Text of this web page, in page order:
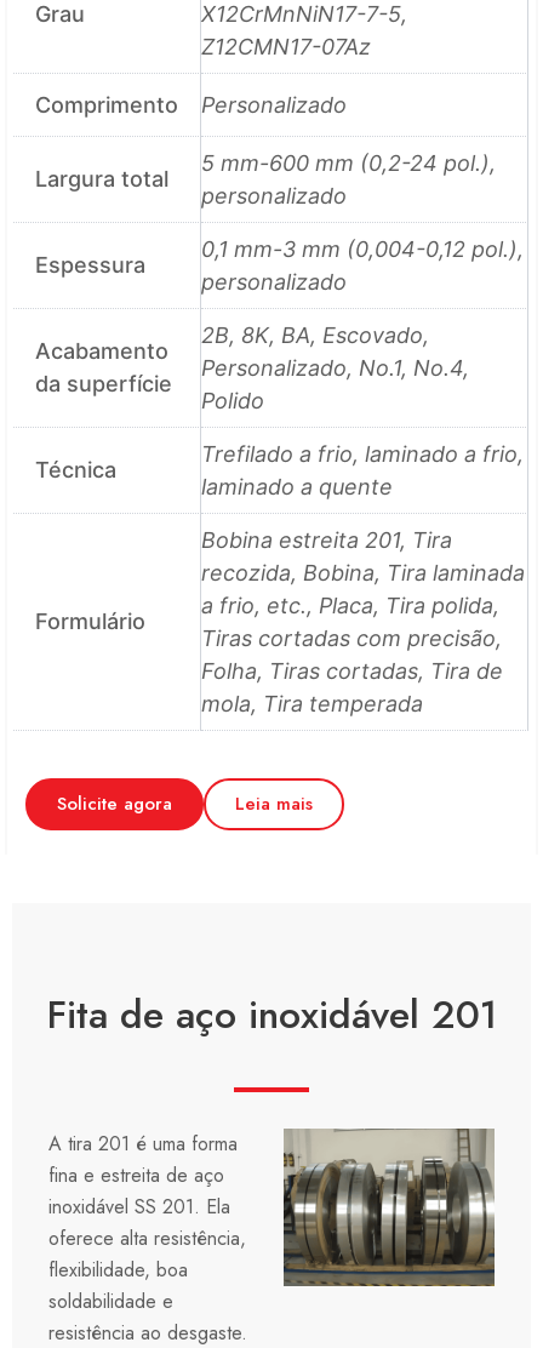
Grau
X12CrMnNiN17-7-5,
Z12CMN17-07Az
Comprimento Personalizado
Largura total
5 mm-600 mm (0,2-24 pol.),
personalizado
Espessura
0,1 mm-3 mm (0,004-0,12 pol.),
personalizado
Acabamento
da superfície
2B, 8K, BA, Escovado,
Personalizado, No.1, No.4,
Polido
Técnica
Trefilado a frio, laminado a frio,
laminado a quente
Formulário
Bobina estreita 201, Tira
recozida, Bobina, Tira laminada
a frio, etc., Placa, Tira polida,
Tiras cortadas com precisão,
Folha, Tiras cortadas, Tira de
mola, Tira temperada
Solicite agora Leia mais
Fita de aço inoxidável 201
A tira 201 é uma forma
fina e estreita de aço
inoxidável SS 201. Ela
oferece alta resistência,
flexibilidade, boa
soldabilidade e
resistência ao desgaste.